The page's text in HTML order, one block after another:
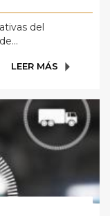
del
LEER MÁS